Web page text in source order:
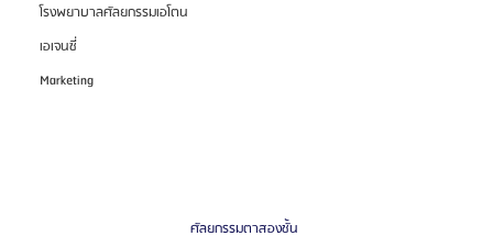
โรงพยาบาลศัลยกรรมเอโตน
เอเจนซี่
Marketing
ศัลยกรรมตาสองชั้น